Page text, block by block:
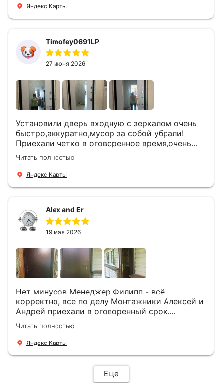
Яндекс Карты
Timofey0691LP
27 июня 2026
Установили дверь входную с зеркалом очень
быстро,аккуратно,мусор за собой убрали!
Приехали четко в оговоренное время,очень
вежливые,деликатные рабочие .Все
понравилось и дверь ,и работа и цена!
Читать полностью
Яндекс Карты
Alex and Er
19 мая 2026
Нет минусов Менеджер Филипп - всё
корректно, все по делу Монтажники Алексей и
Андрей приехали в оговоренный срок.
Демонтировали старую дверь и установили
новую буквально за час Быстро и качественно
+ нормальные цены Всем большое спасибо
Читать полностью
Яндекс Карты
Еще